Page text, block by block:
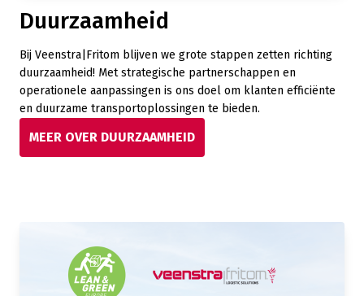
Duurzaamheid
Bij Veenstra|Fritom blijven we grote stappen zetten richting
duurzaamheid! Met strategische partnerschappen en
operationele aanpassingen is ons doel om klanten efficiënte
en duurzame transportoplossingen te bieden.
MEER OVER DUURZAAMHEID